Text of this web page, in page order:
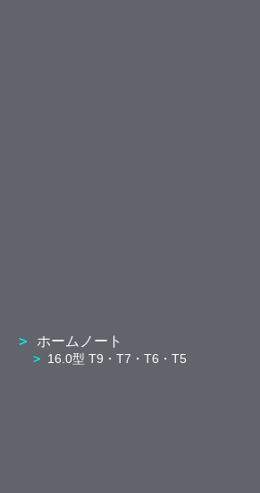
ホームノート
16.0型 T9・T7・T6・T5